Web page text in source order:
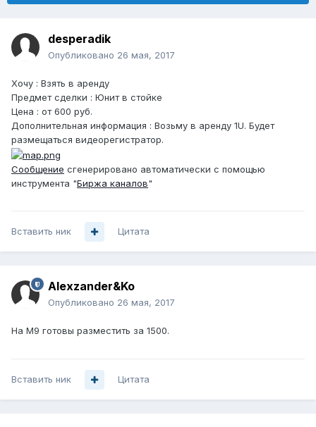
desperadik
Опубликовано 26 мая, 2017
Хочу : Взять в аренду
Предмет сделки : Юнит в стойке
Цена : от 600 руб.
Дополнительная информация : Возьму в аренду 1U. Будет
размещаться видеорегистратор.
Сообщение сгенерировано автоматически с помощью
инструмента "Биржа каналов"
Вставить ник Цитата
Alexzander&Ko
Опубликовано 26 мая, 2017
На М9 готовы разместить за 1500.
Вставить ник Цитата